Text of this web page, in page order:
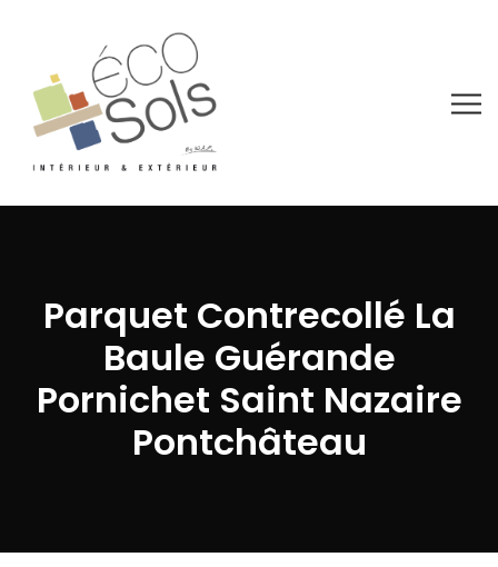
Parquet Contrecollé La
Baule Guérande
Pornichet Saint Nazaire
Pontchâteau